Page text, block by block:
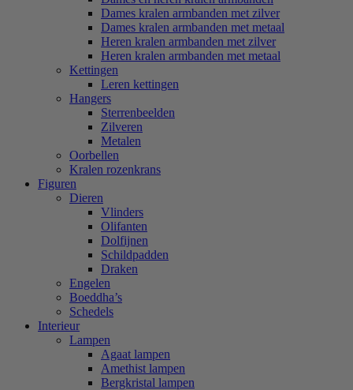
Dames kralen armbanden met zilver
Dames kralen armbanden met metaal
Heren kralen armbanden met zilver
Heren kralen armbanden met metaal
Kettingen
Leren kettingen
Hangers
Sterrenbeelden
Zilveren
Metalen
Oorbellen
Kralen rozenkrans
Figuren
Dieren
Vlinders
Olifanten
Dolfijnen
Schildpadden
Draken
Engelen
Boeddha’s
Schedels
Interieur
Lampen
Agaat lampen
Amethist lampen
Bergkristal lampen